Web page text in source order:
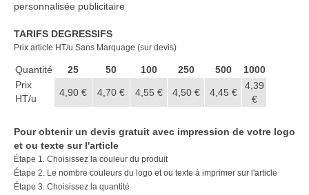
Carnet A5 Personnalisé
Carnet A6 personnalisé
Chapeau publicitaire
Clé USB personnalisée
Éventail personnalisé
Gobelet réutilisable & Verre
Haut-parleur Bluetooth
personnalisée publicitaire
TARIFS DEGRESSIFS
Prix article HT/u Sans Marquage (sur devis)
Quantité 25 50 100 250 500
1000
Prix
HT/u
4,90 € 4,70 € 4,55 € 4,50 € 4,45 €
4,39
€
Pour obtenir un devis gratuit avec impression de votre logo
et ou texte sur l'article
Étape 1. Choisissez la couleur du produit
Étape 2. Le nombre couleurs du logo et ou texte à imprimer sur l'article
Étape 3. Choisissez la quantité